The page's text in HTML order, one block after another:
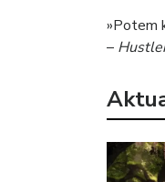
»Potem
–